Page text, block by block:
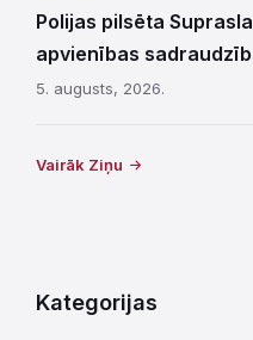
Polijas pilsēta
apvienības
5. augusts, 2026.
Vairāk Ziņu
Kategorijas